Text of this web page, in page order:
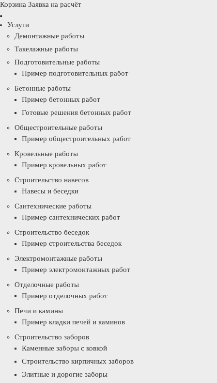
Корзина Заявка на расчёт
Услуги
Демонтажные работы
Такелажные работы
Подготовительные работы
Пример подготовительных работ
Бетонные работы
Пример бетонных работ
Готовые решения бетонных работ
Общестроительные работы
Пример общестроительных работ
Кровельные работы
Пример кровельных работ
Строительство навесов
Навесы и беседки
Сантехнические работы
Пример сантехнических работ
Строительство беседок
Пример строительства беседок
Электромонтажные работы
Пример электромонтажных работ
Отделочные работы
Пример отделочных работ
Печи и камины
Пример кладки печей и каминов
Строительство заборов
Каменные заборы с ковкой
Строительство кирпичных заборов
Элитные и дорогие заборы